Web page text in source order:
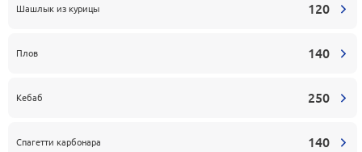
Шашлык из курицы 120
Плов 140
Кебаб 250
Спагетти карбонара 140